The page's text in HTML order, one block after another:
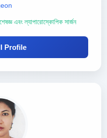
এবং ল্যাপারোস্কোপিক সার্জন
Profile